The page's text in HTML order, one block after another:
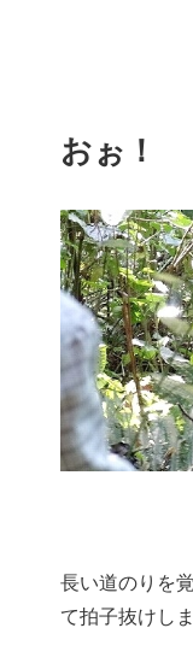
おぉ！
長い道のりを
て拍子抜けし